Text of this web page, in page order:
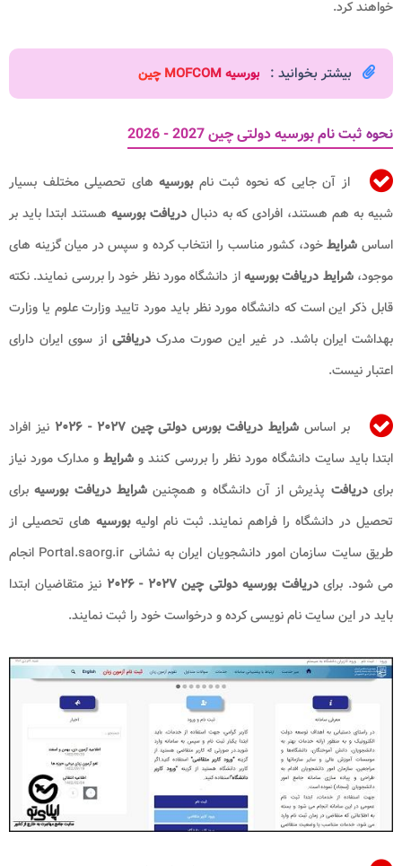
خواهند کرد.
بیشتر بخوانید : بورسیه MOFCOM چین​
نحوه ثبت نام بورسیه دولتی چین 2027 - 2026
از آن جایی که نحوه ثبت نامبورسیههای تحصیلی مختلف بسیار
شبیه به هم هستند، افرادی که به دنبالدریافت بورسیه هستند ابتدا باید بر
اساس شرایطخود، کشور مناسب را انتخاب کرده و سپس در میان گزینه های
موجود،شرایط دریافت بورسیهاز دانشگاه مورد نظر خود را بررسی نمایند. نکته
قابل ذکر این است که دانشگاه مورد نظر باید مورد تایید وزارت علوم یا وزارت
بهداشت ایران باشد. در غیر این صورت مدرکدریافتیاز سوی ایران دارای
اعتبار نیست.
بر اساس شرایط دریافت بورس دولتی چین ۲۰۲۷ - ۲۰۲۶
نیز افراد
ابتدا باید سایت دانشگاه مورد نظر را بررسی کنند و شرایط و مدارک مورد نیاز
برایدریافت پذیرش از آن دانشگاه و همچنینشرایط دریافت بورسیه برای
تحصیل در دانشگاه را فراهم نمایند. ثبت نام اولیهبورسیه های تحصیلی از
طریق سایت سازمان امور دانشجویان ایران به نشانی Portal.saorg.ir انجام
می شود. برایدریافت بورسیه دولتی چین ۲۰۲۷ - ۲۰۲۶
نیز متقاضیان ابتدا
باید در این سایت نام نویسی کرده و درخواست خود را ثبت نمایند.